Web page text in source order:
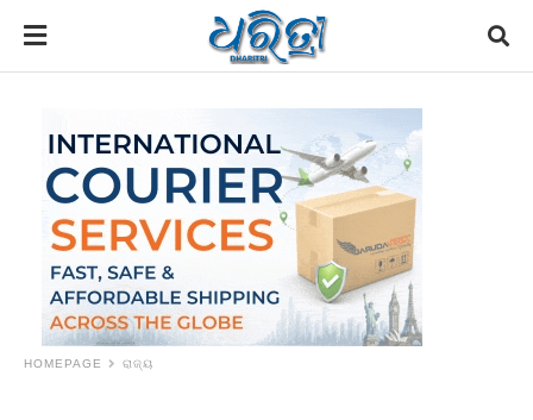
HOMEPAGE ରାଜ୍ୟ